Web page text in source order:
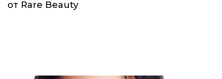
от Rare Beauty